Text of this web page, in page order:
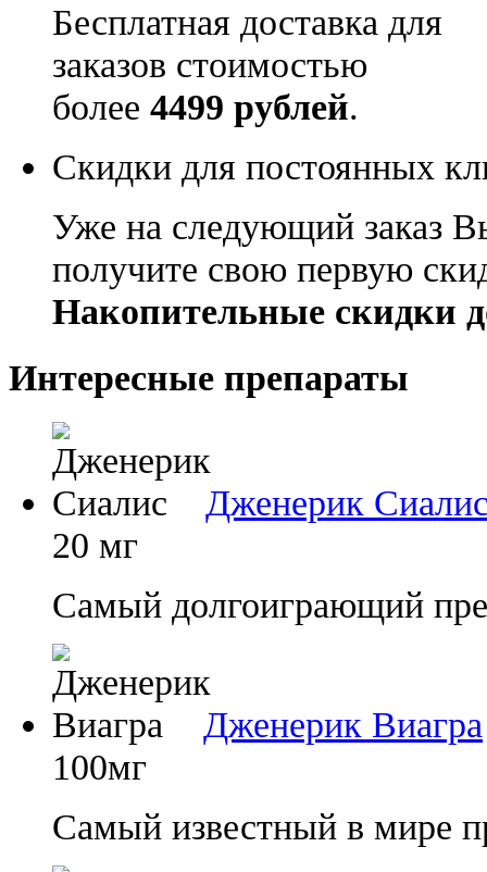
Бесплатная доставка для
заказов стоимостью
более 4499 рублей.
Скидки для постоянных
Уже на следующий заказ
получите свою первую
Накопительные скидки
Интересные препараты
Дженерик
20 мг
Самый долгоиграющий
Дженерик Виагра
100мг
Самый известный в мире